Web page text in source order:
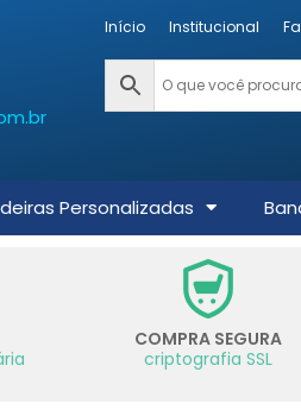
Início Institucional
Personalizadas
COMPRA SEGURA
criptografia SSL